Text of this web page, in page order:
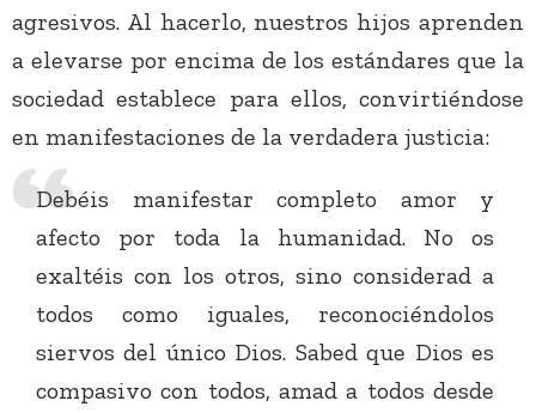
agresivos. Al hacerlo, nuestros hijos aprenden
a elevarse por encima de los estándares que la
sociedad establece para ellos, convirtiéndose
en manifestaciones de la verdadera justicia:
Debéis manifestar completo amor y
afecto por toda la humanidad. No os
exaltéis con los otros, sino considerad a
todos como iguales, reconociéndolos
siervos del único Dios. Sabed que Dios es
compasivo con todos, amad a todos desde